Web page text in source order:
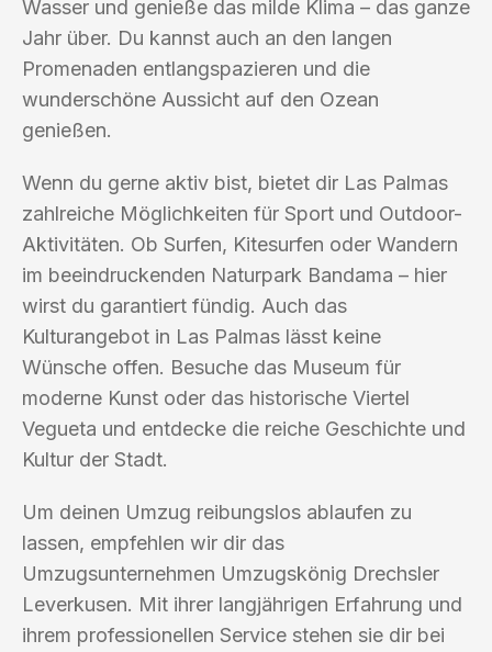
Wasser und genieße das milde Klima – das ganze
Jahr über. Du kannst auch an den langen
Promenaden entlangspazieren und die
wunderschöne Aussicht auf den Ozean
genießen.
Wenn du gerne aktiv bist, bietet dir Las Palmas
zahlreiche Möglichkeiten für Sport und Outdoor-
Aktivitäten. Ob Surfen, Kitesurfen oder Wandern
im beeindruckenden Naturpark Bandama – hier
wirst du garantiert fündig. Auch das
Kulturangebot in Las Palmas lässt keine
Wünsche offen. Besuche das Museum für
moderne Kunst oder das historische Viertel
Vegueta und entdecke die reiche Geschichte und
Kultur der Stadt.
Um deinen Umzug reibungslos ablaufen zu
lassen, empfehlen wir dir das
Umzugsunternehmen Umzugskönig Drechsler
Leverkusen. Mit ihrer langjährigen Erfahrung und
ihrem professionellen Service stehen sie dir bei